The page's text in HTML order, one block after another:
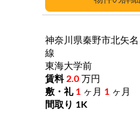
神奈川県秦野市北矢名
線
東海大学前
2.0 万円
1 ヶ月 1 ヶ月
1K